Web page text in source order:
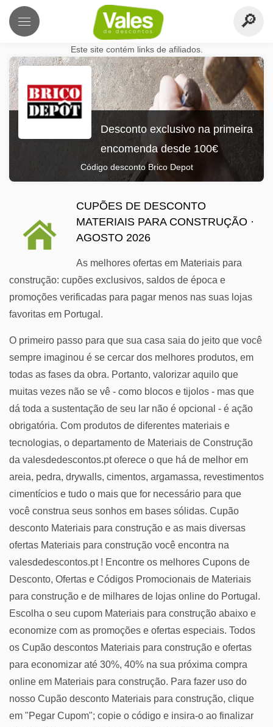
Este site contém links de afiliados.
Desconto exclusivo na primeira
encomenda desde 100€
Código desconto Brico Depot
CUPÕES DE DESCONTO
MATERIAIS PARA CONSTRUÇÃO ·
AGOSTO 2026
As melhores ofertas em Materiais para
construção: cupões exclusivos, saldos de época e
promoções verificadas para pagar menos nas suas lojas
favoritas em Portugal.
O primeiro passo para que sua casa saia do jeito que você
sempre imaginou é se cercar dos melhores produtos, em
todas as fases da obra. Portanto, valorizar aquilo que
muitas vezes não se vê - como blocos e tijolos - mas que
dá toda a sustentação de seu lar não é opcional - é ação
obrigatória. Com produtos de diferentes materiais e
tecnologias, o departamento de Materiais de Construção
da valesdedescontos.pt oferece o que há de melhor em
areia, pedra, drywalls, cimentos, argamassa, revestimentos
cimentícios e tudo o mais que for necessário para que
você construa seus sonhos em bases sólidas. Cupão
desconto Materiais para construção e as mais diversas
ofertas Materiais para construção você encontra na
valesdedescontos.pt ! Encontre os melhores Cupons de
Desconto, Ofertas e Códigos Promocionais de Materiais
para construção e de milhares de lojas online do Portugal.
Escolha o seu cupom Materiais para construção abaixo e
economize com as promoções e ofertas especiais. Todos
os Cupão descontos Materiais para construção e ofertas
para economizar até 30%, 40% na sua próxima compra
online em Materiais para construção. Para fazer uso do
nosso Cupão desconto Materiais para construção, clique
em "Pegar Cupom"; copie o código e insira-o ao finalizar